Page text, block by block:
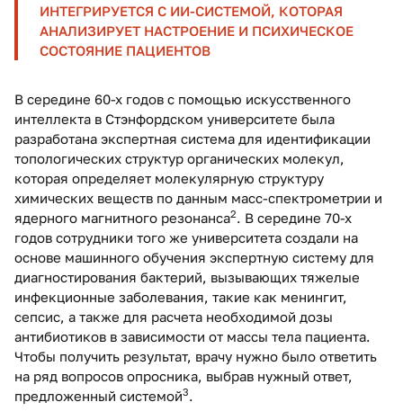
ИНТЕГРИРУЕТСЯ С ИИ-СИСТЕМОЙ, КОТОРАЯ
АНАЛИЗИРУЕТ НАСТРОЕНИЕ И ПСИХИЧЕСКОЕ
СОСТОЯНИЕ ПАЦИЕНТОВ
В середине 60-х годов с помощью искусственного
интеллекта в Стэнфордском университете была
разработана экспертная система для идентификации
топологических структур органических молекул,
которая определяет молекулярную структуру
химических веществ по данным масс-спектрометрии и
ядерного магнитного резонанса2
. В середине 70-х
годов сотрудники того же университета создали на
основе машинного обучения экспертную систему для
диагностирования бактерий, вызывающих тяжелые
инфекционные заболевания, такие как менингит,
сепсис, а также для расчета необходимой дозы
антибиотиков в зависимости от массы тела пациента.
Чтобы получить результат, врачу нужно было ответить
на ряд вопросов опросника, выбрав нужный ответ,
предложенный системой3